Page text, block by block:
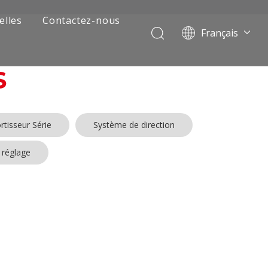
Contactez-nous
Français
Pусский
Série Système de direction